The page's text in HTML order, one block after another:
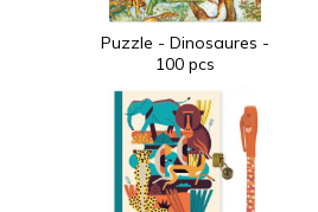
Puzzle - Dinosaures -
100 pcs